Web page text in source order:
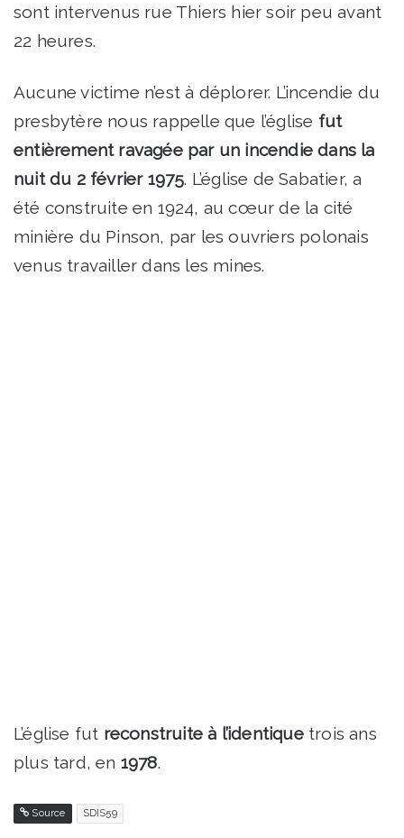
sont intervenus rue Thiers hier soir peu avant
22 heures.
Aucune victime n’est à déplorer. L’incendie du
presbytère nous rappelle que l’église fut
entièrement ravagée par un incendie dans la
nuit du 2 février 1975. L’église de Sabatier, a
été construite en 1924, au cœur de la cité
minière du Pinson, par les ouvriers polonais
venus travailler dans les mines.
L’église fut reconstruite à l’identiquetrois ans
plus tard, en 1978.
Source SDIS59